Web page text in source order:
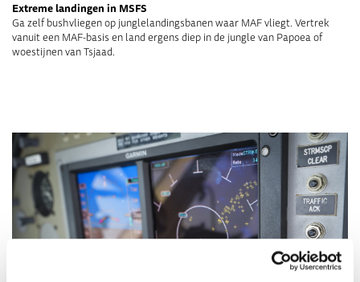
Extreme landingen in MSFS
Ga zelf bushvliegen op junglelandingsbanen waar MAF vliegt. Vertrek
vanuit een MAF-basis en land ergens diep in de jungle van Papoea of
woestijnen van Tsjaad.